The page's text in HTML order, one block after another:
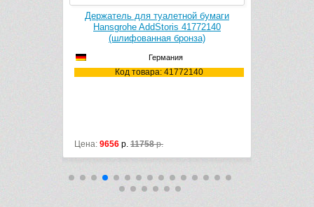
Держатель для туалетной бумаги
Hansgrohe AddStoris 41772140
(шлифованная бронза)
Германия
Код товара: 41772140
Цена: 9656 р. 11758р.